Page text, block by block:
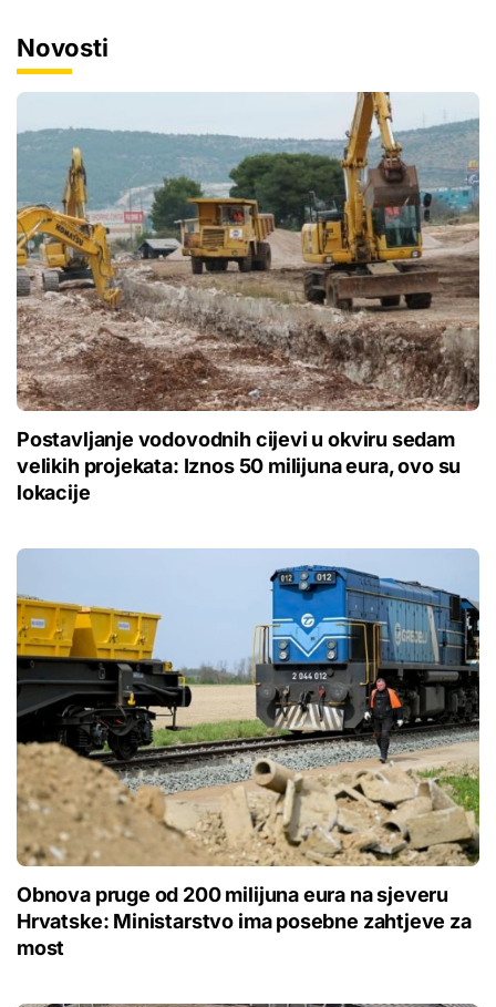
Novosti
Postavljanje vodovodnih cijevi u okviru sedam
velikih projekata: Iznos 50 milijuna eura, ovo su
lokacije
Obnova pruge od 200 milijuna eura na sjeveru
Hrvatske: Ministarstvo ima posebne zahtjeve za
most